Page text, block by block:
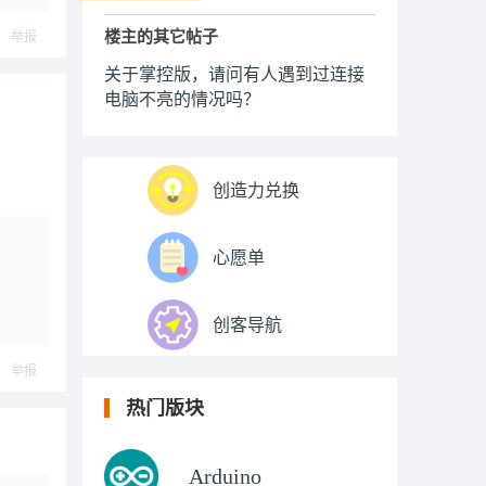
举报
举报
楼主的其它帖子
关于掌控版，请问有人遇到过连接
电脑不亮的情况吗？
创造力兑换
心愿单
创客导航
热门版块
Arduino